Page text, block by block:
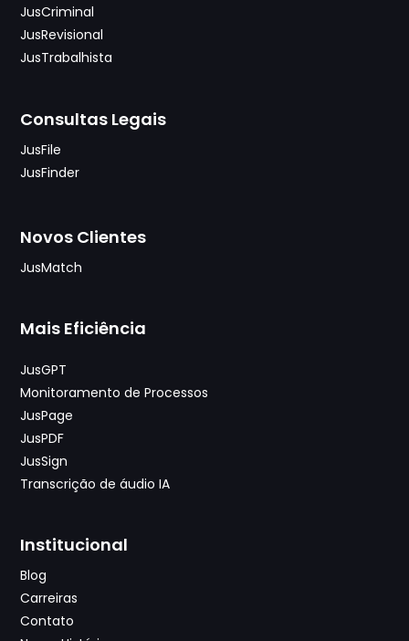
JusCriminal
JusRevisional
JusTrabalhista
Consultas Legais
JusFile
JusFinder
Novos Clientes
JusMatch
Mais Eficiência
JusGPT
Monitoramento de Processos
JusPage
JusPDF
JusSign
Transcrição de áudio IA
Institucional
Blog
Carreiras
Contato